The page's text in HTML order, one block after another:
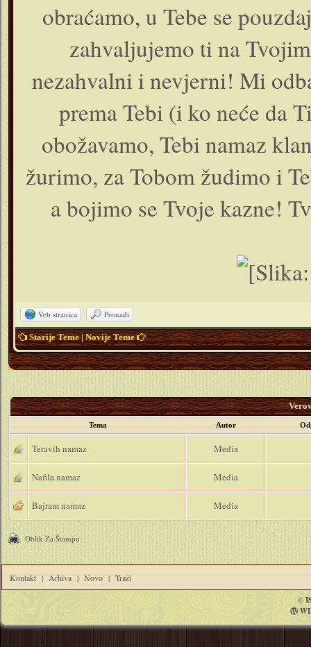
obraćamo, u Tebe se
zahvaljujemo ti na
nezahvalni i nevjerni! Mi
prema Tebi (i ko neće da
obožavamo, Tebi namaz
žurimo, za Tobom žudimo i
a bojimo se Tvoje kazne!
Veb stranica Pronađi
Starije Teme|Novije Teme
Tema Autor
Teravih namaz Media
Nafila namaz Media
Bajram namaz Media
Oblik Za Štampu
Kontakt | Arhiva | Novo | Traži
©